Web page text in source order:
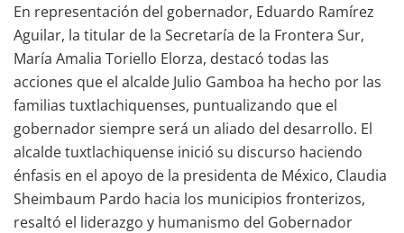
En representación del gobernador, Eduardo Ramírez
Aguilar, la titular de la Secretaría de la Frontera Sur,
María Amalia Toriello Elorza, destacó todas las
acciones que el alcalde Julio Gamboa ha hecho por las
familias tuxtlachiquenses, puntualizando que el
gobernador siempre será un aliado del desarrollo. El
alcalde tuxtlachiquense inició su discurso haciendo
énfasis en el apoyo de la presidenta de México, Claudia
Sheimbaum Pardo hacia los municipios fronterizos,
resaltó el liderazgo y humanismo del Gobernador